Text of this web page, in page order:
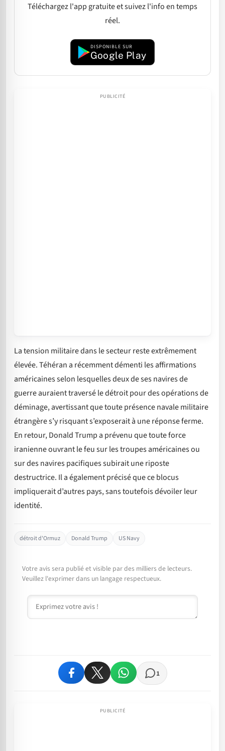
Téléchargez l'app gratuite et suivez l'info en temps
réel.
DISPONIBLE SUR
Google Play
La tension militaire dans le secteur reste extrêmement
élevée. Téhéran a récemment démenti les affirmations
américaines selon lesquelles deux de ses navires de
guerre auraient traversé le détroit pour des opérations de
déminage, avertissant que toute présence navale militaire
étrangère s’y risquant s’exposerait à une réponse ferme.
En retour, Donald Trump a prévenu que toute force
iranienne ouvrant le feu sur les troupes américaines ou
sur des navires pacifiques subirait une riposte
destructrice. Il a également précisé que ce blocus
impliquerait d’autres pays, sans toutefois dévoiler leur
identité.
détroit d'Ormuz Donald Trump US Navy
Votre avis sera publié et visible par des milliers de lecteurs.
Veuillez l'exprimer dans un langage respectueux.
Commentaire
1